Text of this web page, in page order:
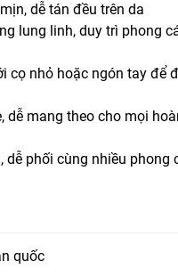
dễ tán đều trên da
lung linh, duy trì phong
cọ nhỏ hoặc ngón tay để
dễ mang theo cho mọi
dễ phối cùng nhiều phong
quốc